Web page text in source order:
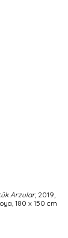
Arzular, 2019,
180 x 150 cm